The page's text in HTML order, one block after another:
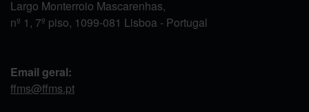
Largo Monterroio Mascarenhas,
nº 1, 7º piso, 1099-081 Lisboa - Portugal
Email geral:
ffms@ffms.pt